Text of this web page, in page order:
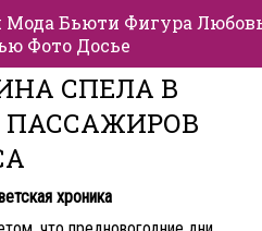
Мода Бьюти Фигура
Фото Досье
СПЕЛА В
ПАССАЖИРОВ
хроника